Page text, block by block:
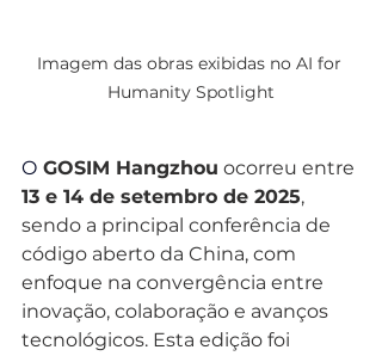
Imagem das obras exibidas no AI for
Humanity Spotlight
O GOSIM Hangzhou ocorreu entre
13 e 14 de setembro de 2025,
sendo a principal conferência de
código aberto da China, com
enfoque na convergência entre
inovação, colaboração e avanços
tecnológicos. Esta edição foi